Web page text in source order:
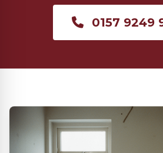
0157 9249